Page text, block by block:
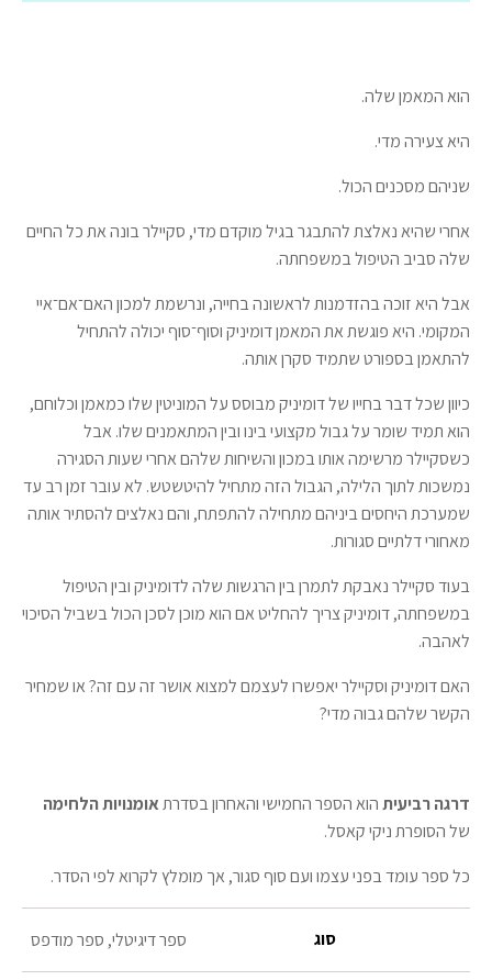
הוא המאמן שלה.
היא צעירה מדי.
שניהם מסכנים הכול.
אחרי שהיא נאלצת להתבגר בגיל מוקדם מדי, סקיילר בונה את כל החיים
שלה סביב הטיפול במשפחתה.
אבל היא זוכה בהזדמנות לראשונה בחייה, ונרשמת למכון האם־אם־איי
המקומי. היא פוגשת את המאמן דומיניק וסוף־סוף יכולה להתחיל
להתאמן בספורט שתמיד סקרן אותה.
כיוון שכל דבר בחייו של דומיניק מבוסס על המוניטין שלו כמאמן וכלוחם,
הוא תמיד שומר על גבול מקצועי בינו ובין המתאמנים שלו. אבל
כשסקיילר מרשימה אותו במכון והשיחות שלהם אחרי שעות הסגירה
נמשכות לתוך הלילה, הגבול הזה מתחיל להיטשטש. לא עובר זמן רב עד
שמערכת היחסים ביניהם מתחילה להתפתח, והם נאלצים להסתיר אותה
מאחורי דלתיים סגורות.
בעוד סקיילר נאבקת לתמרן בין הרגשות שלה לדומיניק ובין הטיפול
במשפחתה, דומיניק צריך להחליט אם הוא מוכן לסכן הכול בשביל הסיכוי
לאהבה.
האם דומיניק וסקיילר יאפשרו לעצמם למצוא אושר זה עם זה? או שמחיר
הקשר שלהם גבוה מדי?
דרגה רביעיתהוא הספר החמישי והאחרון בסדרתאומנויות הלחימה
של הסופרת ניקי קאסל.
כל ספר עומד בפני עצמו ועם סוף סגור, אך מומלץ לקרוא לפי הסדר.
סוג ספר דיגיטלי, ספר מודפס